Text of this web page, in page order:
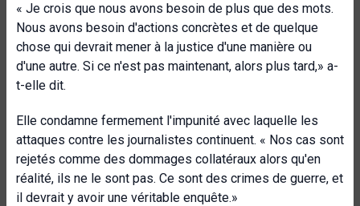
« Je crois que nous avons besoin de plus que des mots.
Nous avons besoin d'actions concrètes et de quelque
chose qui devrait mener à la justice d'une manière ou
d'une autre. Si ce n'est pas maintenant, alors plus tard,» a-
t-elle dit.
Elle condamne fermement l'impunité avec laquelle les
attaques contre les journalistes continuent. « Nos cas sont
rejetés comme des dommages collatéraux alors qu'en
réalité, ils ne le sont pas. Ce sont des crimes de guerre, et
il devrait y avoir une véritable enquête.»